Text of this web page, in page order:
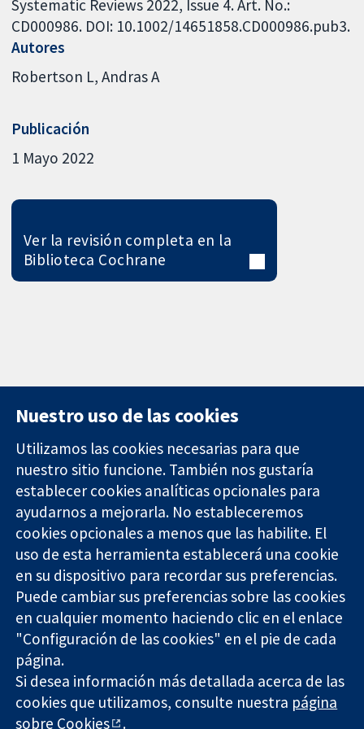
Systematic Reviews 2022, Issue 4. Art. No.:
CD000986. DOI: 10.1002/14651858.CD000986.pub3.
Autores
Robertson L Andras A
Publicación
1 Mayo 2022
Ver la revisión completa en la
Biblioteca Cochrane
Evidencia fiable.
Decisiones
informadas.
Mejor salud.
11-13 Cavendish
Square
Londres
W1G 0AN
Reino Unido
Contacto
Noticias
Prensa
Sobre
nosotros
Empleo
Cochrane
Library
The Cochrane Collaboration is a charity (no. 1045921) and a
company limited by guarantee (no. 03044323) registered in
England & Wales. VAT registration number GB 718 2127 49.
Nuestro uso de las cookies
Utilizamos las cookies necesarias para que
nuestro sitio funcione. También nos gustaría
establecer cookies analíticas opcionales para
ayudarnos a mejorarla. No estableceremos
cookies opcionales a menos que las habilite. El
uso de esta herramienta establecerá una cookie
en su dispositivo para recordar sus preferencias.
Puede cambiar sus preferencias sobre las cookies
en cualquier momento haciendo clic en el enlace
"Configuración de las cookies" en el pie de cada
página.
Si desea información más detallada acerca de las
cookies que utilizamos, consulte nuestra página
sobre Cookies
.